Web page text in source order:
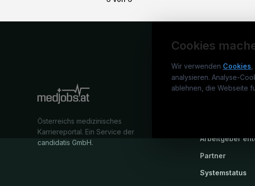
Cookies
Wir verwenden Cookies
analysieren. Analyse-
ablehnen, die Webseite
Österreichs medizinisches
Karriereportal. Ein Service der
candidatis GmbH.
medjobs.at
Arbeitgeber
Partner
Systemstatus